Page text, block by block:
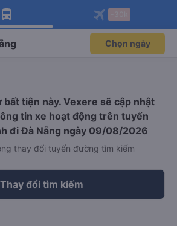
app Vexere ngay!
ưu đãi thành viên độc
Mở app
app Vexere
ghế khi đặt vé máy bay qua
Mở app
Chọn ngày
bất tiện này. Vexere sẽ cập nhật
tin xe hoạt động trên tuyến
đi Đà Nẵng ngày 09/08/2026
thay đổi tuyến đường tìm kiếm
Thay đổi tìm kiếm